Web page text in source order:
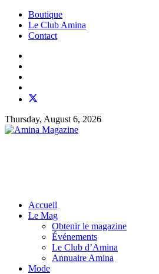
Boutique
Le Club Amina
Contact
Thursday, August 6, 2026
Accueil
Le Mag
Obtenir le magazine
Événements
Le Club d’Amina
Annuaire Amina
Mode